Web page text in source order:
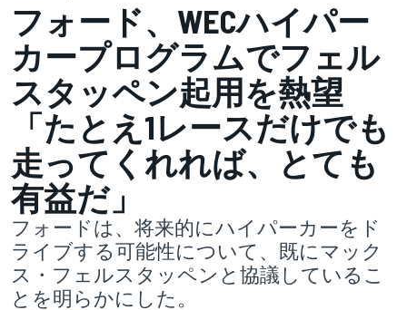
フォード、WECハイパー
カープログラムでフェル
スタッペン起用を熱望
「たとえ1レースだけでも
走ってくれれば、とても
有益だ」
フォードは、将来的にハイパーカーをド
ライブする可能性について、既にマック
ス・フェルスタッペンと協議しているこ
とを明らかにした。